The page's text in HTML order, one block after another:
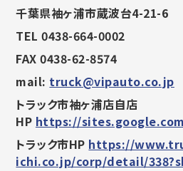
千葉県袖ヶ浦市蔵波台4-21-6
TEL 0438-664-0002
FAX 0438-62-8574
mail: truck@vipauto.co.jp
トラック市袖ヶ浦店自店
HP https://
トラック市HP https://
ichi.co.jp/corp/detail/